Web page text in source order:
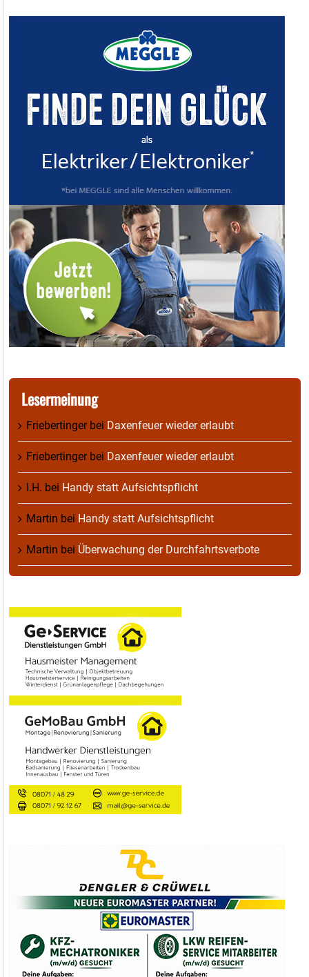
Lesermeinung
Friebertingerbei Daxenfeuer wieder erlaubt
Friebertingerbei Daxenfeuer wieder erlaubt
I.H. bei Handy statt Aufsichtspflicht
Martin bei Handy statt Aufsichtspflicht
Martin bei Überwachung der Durchfahrtsverbote